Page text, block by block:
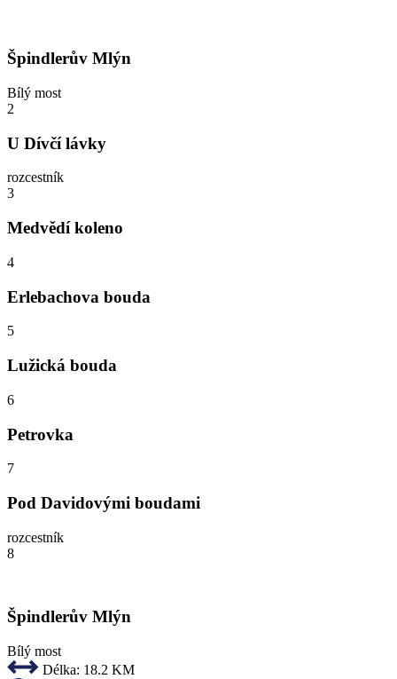
Špindlerův Mlýn
Bílý most
2
U Dívčí lávky
rozcestník
3
Medvědí koleno
4
Erlebachova bouda
5
Lužická bouda
6
Petrovka
7
Pod Davidovými boudami
rozcestník
8
Špindlerův Mlýn
Bílý most
Délka: 18.2 KM